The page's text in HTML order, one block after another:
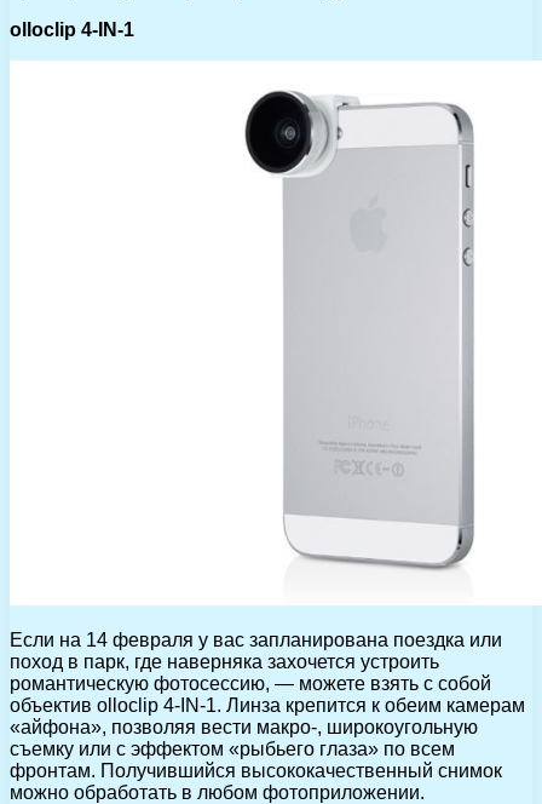
olloclip 4-IN-1
Если на 14 февраля у вас запланирована поездка или
поход в парк, где наверняка захочется устроить
романтическую фотосессию, — можете взять с собой
объектив olloclip 4-IN-1. Линза крепится к обеим камерам
«айфона», позволяя вести макро-, широкоугольную
съемку или с эффектом «рыбьего глаза» по всем
фронтам. Получившийся высококачественный снимок
можно обработать в любом фотоприложении.